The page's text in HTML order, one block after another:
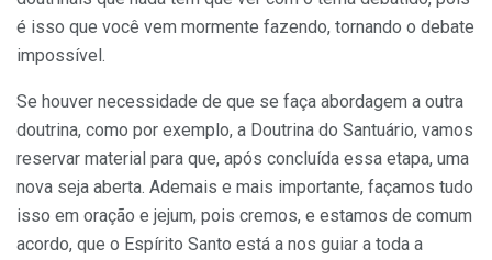
é isso que você vem mormente fazendo, tornando o debate
impossível.
Se houver necessidade de que se faça abordagem a outra
doutrina, como por exemplo, a Doutrina do Santuário, vamos
reservar material para que, após concluída essa etapa, uma
nova seja aberta. Ademais e mais importante, façamos tudo
isso em oração e jejum, pois cremos, e estamos de comum
acordo, que o Espírito Santo está a nos guiar a toda a